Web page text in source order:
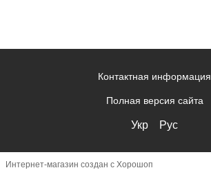
Контактная информация
Полная версия сайта
Укр Рус
Интернет-магазин создан с Хорошоп